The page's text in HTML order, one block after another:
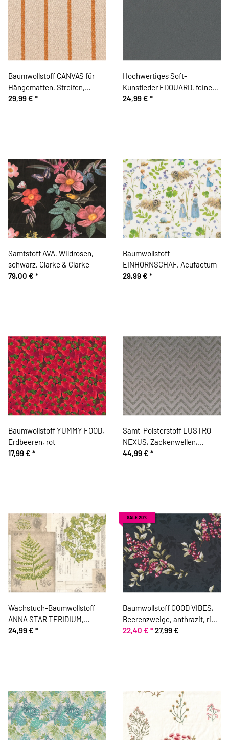
Baumwollstoff CANVAS für
Hängematten, Streifen,
natur-gelb
29,99 € *
Hochwertiges Soft-
Kunstleder EDOUARD, feine
Narbung, steingrau
24,99 € *
Samtstoff AVA, Wildrosen,
schwarz, Clarke & Clarke
79,00 € *
Baumwollstoff
EINHORNSCHAF, Acufactum
29,99 € *
Baumwollstoff YUMMY FOOD,
Erdbeeren, rot
17,99 € *
Samt-Polsterstoff LUSTRO
NEXUS, Zackenwellen,
silbergrau, Sanderson
44,99 € *
Wachstuch-Baumwollstoff
ANNA STAR TERIDIUM,
Botanik, natur
24,99 € *
SALE 20%
Baumwollstoff GOOD VIBES,
Beerenzweige, anthrazit, ring
a roses
22,40 € *27,99 €